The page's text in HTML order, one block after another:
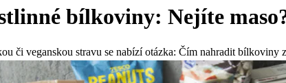
bílkoviny: Nejíte
či veganskou stravu se nabízí otázka: Čím nahradit bílkoviny